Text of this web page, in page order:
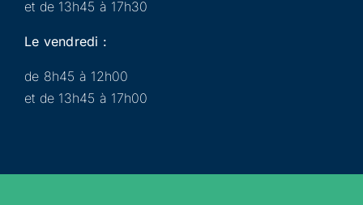
et de 13h45 à 17h30
Le vendredi :
de 8h45 à 12h00
et de 13h45 à 17h00